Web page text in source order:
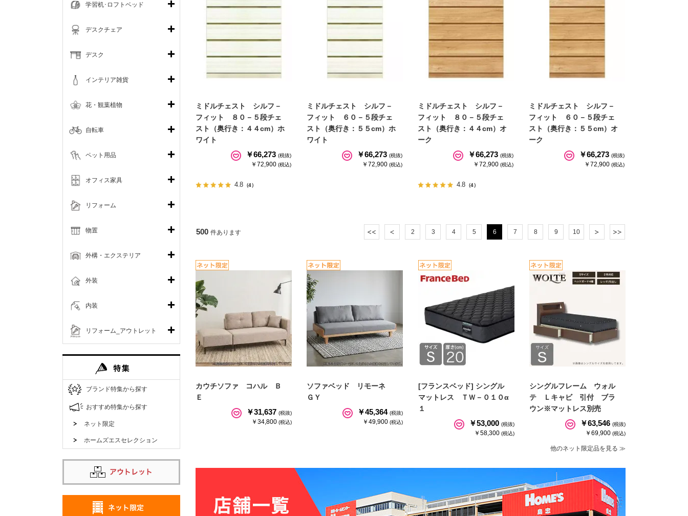
ミドルチェスト シルフ－
フィット ８０－５段チェ
スト（奥行き：４４cm）ホ
ワイト
￥66,273 (税抜)
￥72,900 (税込)
4.8 （4）
ミドルチェスト シルフ－
フィット ６０－５段チェ
スト（奥行き：５５cm）ホ
ワイト
￥66,273 (税抜)
￥72,900 (税込)
ミドルチェスト シルフ－
フィット ８０－５段チェ
スト（奥行き：４４cm）オ
ーク
￥66,273 (税抜)
￥72,900 (税込)
4.8 （4）
ミドルチェスト シルフ－
フィット ６０－５段チェ
スト（奥行き：５５cm）オ
ーク
￥66,273 (税抜)
￥72,900 (税込)
500 件あります 2 3 4 5 6 7 8 9 10
カウチソファ コハル Ｂ
Ｅ
￥31,637 (税抜)
￥34,800 (税込)
ソファベッド リモーネ
ＧＹ
￥45,364 (税抜)
￥49,900(税込)
[フランスベッド] シングル
マットレス ＴＷ－０１０α
１
￥53,000 (税抜)
￥58,300 (税込)
シングルフレーム ウォル
テ Ｌキャビ 引付 ブラ
ウン※マットレス別売
￥63,546 (税抜)
￥69,900 (税込)
他のネット限定品を見る ≫
学習机･ロフトベッド
デスクチェア
デスク
インテリア雑貨
花・観葉植物
自転車
ペット用品
オフィス家具
リフォーム
リフォーム_アウトレット
物置
外構・エクステリア
外装
内装
ブランド特集から探す
おすすめ特集から探す
ネット限定
ホームズエスセレクション